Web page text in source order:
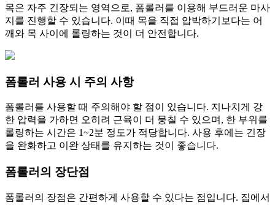
목은 자주 긴장되는 영역으로, 폼롤러를 이용해 부드러운 마사
지를 진행할 수 있습니다. 이때 목을 직접 압박하기보다는 어
깨와 목 사이에 롤링하는 것이 더 안전합니다.
폼롤러 사용 시 주의 사항
폼롤러를 사용할 때 주의해야 할 점이 있습니다. 지나치게 강
한 압력을 가하면 오히려 근육이 더 뭉칠 수 있으며, 한 부위를
롤링하는 시간은 1~2분 정도가 적당합니다. 사용 후에는 긴장
을 완화하고 이완 상태를 유지하는 것이 좋습니다.
폼롤러의 장단점
폼롤러의 장점은 간편하게 사용할 수 있다는 점입니다. 집에서